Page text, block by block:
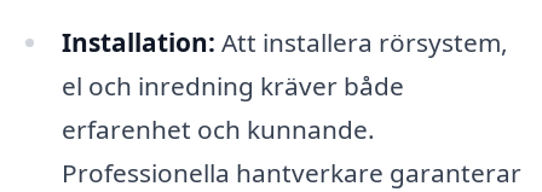
Installation: Att installera rörsystem,
el och inredning kräver både
erfarenhet och kunnande.
Professionella hantverkare garanterar